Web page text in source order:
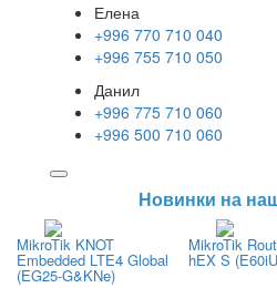
Елена
+996 770 710 040
+996 755 710 050
Данил
+996 775 710 060
+996 500 710 060
Новинки на
MikroTik KNOT
Embedded LTE4 Global
(EG25-G&KNe)
MikroTik
hEX S